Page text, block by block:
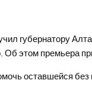
губернатору
Об этом премьера